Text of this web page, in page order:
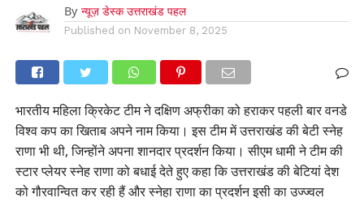
By न्यूज़ डेस्क उत्तराखंड पहल
Published on November 8, 2025
भारतीय महिला क्रिकेट टीम ने दक्षिण अफ्रीका को हराकर पहली बार वनडे
विश्व कप का खिताब अपने नाम किया। इस टीम में उत्तराखंड की बेटी स्नेह
राणा भी थी, जिन्होंने अपना शानदार प्रदर्शन किया। सीएम धामी ने टीम की
स्टार प्लेयर स्नेह राणा को बधाई देते हुए कहा कि उत्तराखंड की बेटियां देश
को गौरवान्वित कर रही हैं और स्नेहा राणा का प्रदर्शन इसी का उज्ज्वल